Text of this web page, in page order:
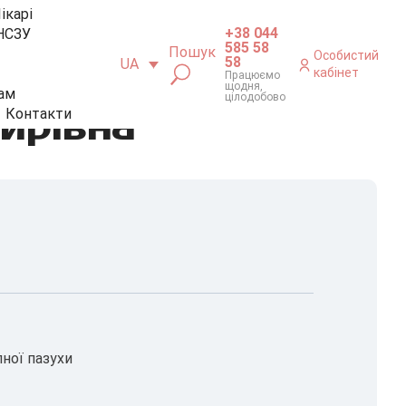
Контакти
UA
Пошук
+38 044
585 58
58
Працюємо
щодня,
цілодобово
Особистий
кабінет
пазухи